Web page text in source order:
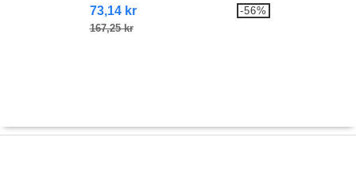
73,14 kr
167,25 kr
-56%